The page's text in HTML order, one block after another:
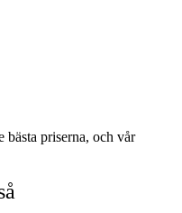
priserna, och vår